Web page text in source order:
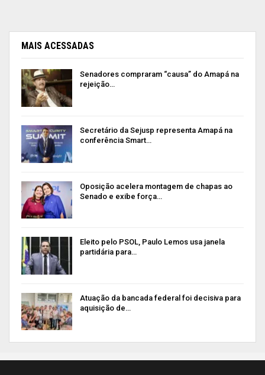
MAIS ACESSADAS
Senadores compraram “causa” do Amapá na
rejeição…
Secretário da Sejusp representa Amapá na
conferência Smart…
Oposição acelera montagem de chapas ao
Senado e exibe força…
Eleito pelo PSOL, Paulo Lemos usa janela
partidária para…
Atuação da bancada federal foi decisiva para
aquisição de…